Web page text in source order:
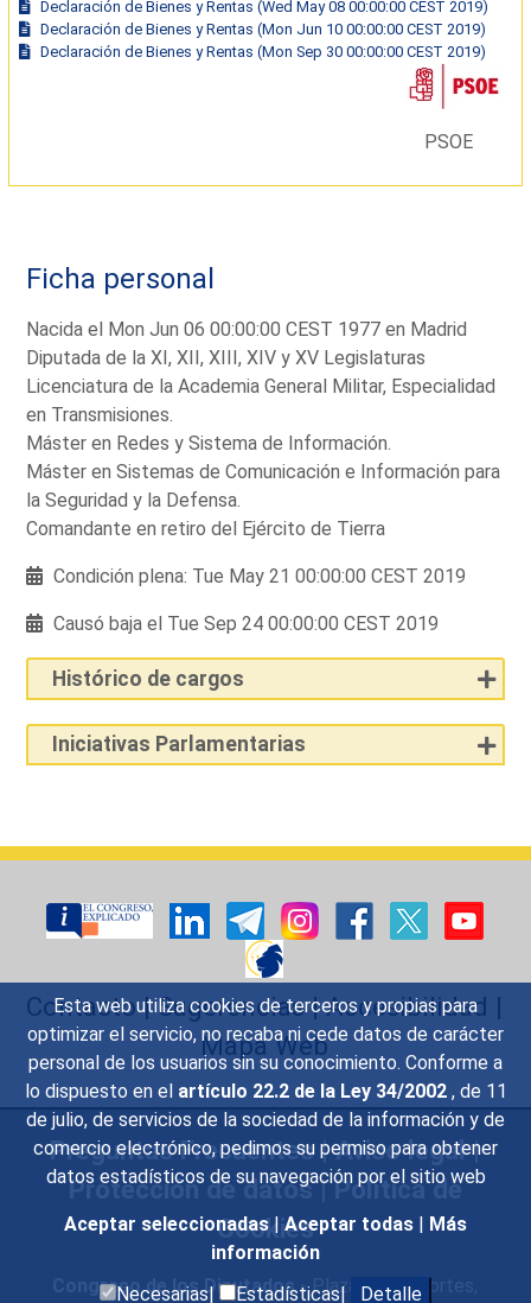
Esta web utiliza cookies de terceros y propias para
optimizar el servicio, no recaba ni cede datos de carácter
personal de los usuarios sin su conocimiento. Conforme a
lo dispuesto en el artículo 22.2 de la Ley 34/2002 , de 11
de julio, de servicios de la sociedad de la información y de
comercio electrónico, pedimos su permiso para obtener
datos estadísticos de su navegación por el sitio web
Aceptar seleccionadas | Aceptar todas | Más
información
Necesarias|
Estadísticas| Detalle
Declaración de Bienes y Rentas (Wed May 08 00:00:00 CEST 2019)
Declaración de Bienes y Rentas (Mon Jun 10 00:00:00 CEST 2019)
Declaración de Bienes y Rentas (Mon Sep 30 00:00:00 CEST 2019)
PSOE
Ficha personal
Nacida el Mon Jun 06 00:00:00 CEST 1977 en Madrid
Diputada de la XI, XII, XIII, XIV y XV Legislaturas
Licenciatura de la Academia General Militar, Especialidad
en Transmisiones.
Máster en Redes y Sistema de Información.
Máster en Sistemas de Comunicación e Información para
la Seguridad y la Defensa.
Comandante en retiro del Ejército de Tierra
Condición plena: Tue May 21 00:00:00 CEST 2019
Causó baja el Tue Sep 24 00:00:00 CEST 2019
Histórico de cargos
Iniciativas Parlamentarias
Contacto|Sugerencias|Accesibilidad |
Mapa Web
Preguntas Frecuentes|Aviso legal|
Protección de datos|Política de
Cookies
Congreso de los Diputados- Plaza de las Cortes,